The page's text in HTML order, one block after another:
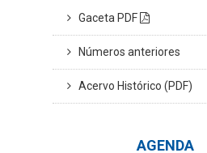
Gaceta PDF
Números anteriores
Acervo Histórico (PDF)
AGENDA